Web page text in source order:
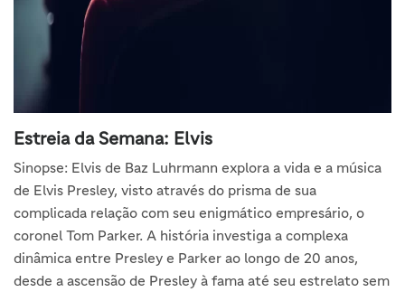
Estreia da Semana: Elvis
Sinopse: Elvis de Baz Luhrmann explora a vida e a música
de Elvis Presley, visto através do prisma de sua
complicada relação com seu enigmático empresário, o
coronel Tom Parker. A história investiga a complexa
dinâmica entre Presley e Parker ao longo de 20 anos,
desde a ascensão de Presley à fama até seu estrelato sem